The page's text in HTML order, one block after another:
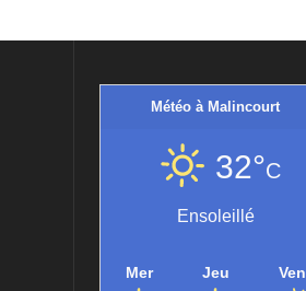
Météo à Malincourt
32°C
Ensoleillé
Mer Jeu Ven